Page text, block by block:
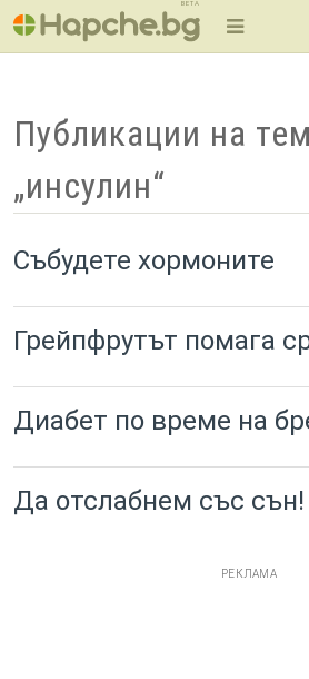
BETA
Публикации на
„инсулин“
Събудете хормоните
Грейпфрутът помага
Диабет по време на
Да отслабнем със сън!
РЕКЛАМА